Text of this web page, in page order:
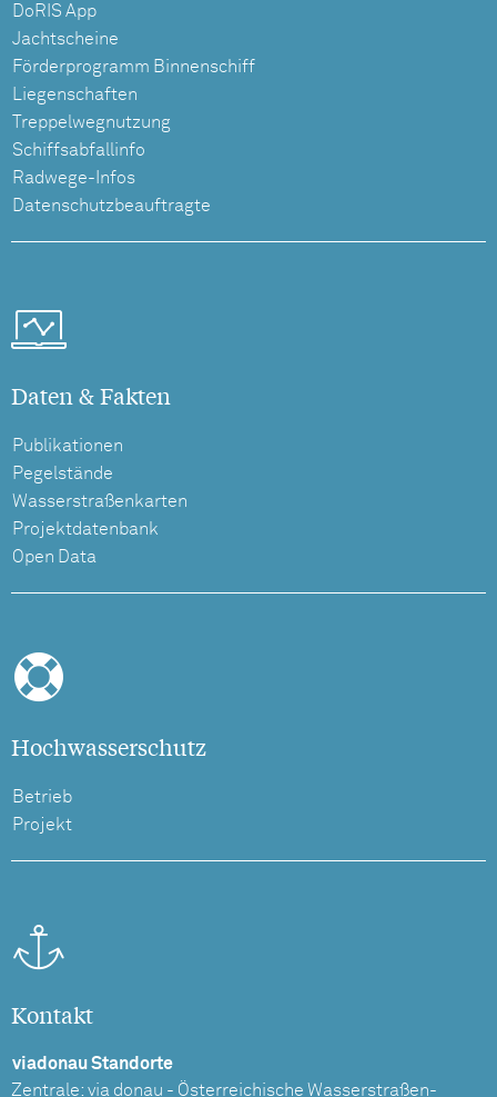
DoRIS App
Jachtscheine
Förderprogramm Binnenschiff
Liegenschaften
Treppelwegnutzung
Schiffsabfallinfo
Radwege-Infos
Datenschutzbeauftragte
Daten & Fakten
Publikationen
Pegelstände
Wasserstraßenkarten
Projektdatenbank
Open Data
Hochwasserschutz
Betrieb
Projekt
Kontakt
viadonau Standorte
Zentrale: via donau - Österreichische Wasserstraßen-